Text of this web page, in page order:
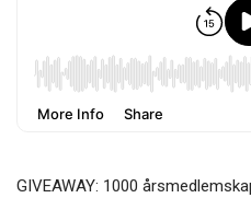
o
k
GIVEAWAY: 1000